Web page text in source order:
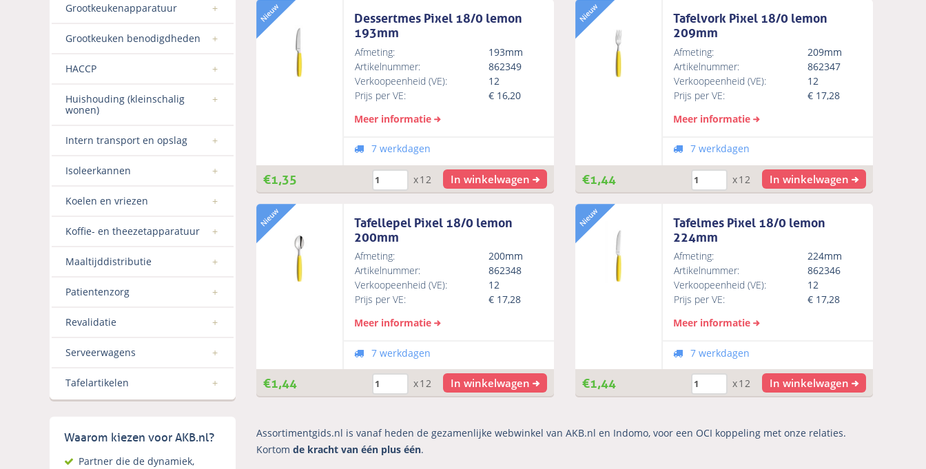
Grootkeukenapparatuur
Grootkeuken benodigdheden
HACCP
Huishouding (kleinschalig
wonen)
Intern transport en opslag
Isoleerkannen
Koelen en vriezen
Koffie- en theezetapparatuur
Maaltijddistributie
Patientenzorg
Revalidatie
Serveerwagens
Tafelartikelen
Waarom kiezen voor AKB.nl?
Partner die de dynamiek,
Dessertmes Pixel 18/0 lemon
193mm
Afmeting:
193mm
Artikelnummer:
862349
Verkoopeenheid (VE):
12
Prijs per VE:
€ 16,20
Meer informatie
7 werkdagen
€1,35 x12 In winkelwagen
Tafelvork Pixel 18/0 lemon
209mm
Afmeting:
209mm
Artikelnummer:
862347
Verkoopeenheid (VE):
12
Prijs per VE:
€ 17,28
Meer informatie
7 werkdagen
€1,44 x12 In winkelwagen
Tafellepel Pixel 18/0 lemon
200mm
Afmeting:
200mm
Artikelnummer:
862348
Verkoopeenheid (VE):
12
Prijs per VE:
€ 17,28
Meer informatie
7 werkdagen
€1,44 x12 In winkelwagen
Tafelmes Pixel 18/0 lemon
224mm
Afmeting:
224mm
Artikelnummer:
862346
Verkoopeenheid (VE):
12
Prijs per VE:
€ 17,28
Meer informatie
7 werkdagen
€1,44 x12 In winkelwagen
Assortimentgids.nl is vanaf heden de gezamenlijke webwinkel van AKB.nl en Indomo, voor een OCI koppeling met onze relaties.
Kortom de kracht van één plus één.